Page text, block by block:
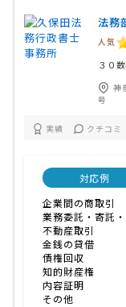
法務
人気
３０
神
号
実績 クチコミ
対応例
企業間の商取引
業務委託・寄託
不動産取引
金銭の貸借
債権回収
知的財産権
内容証明
その他